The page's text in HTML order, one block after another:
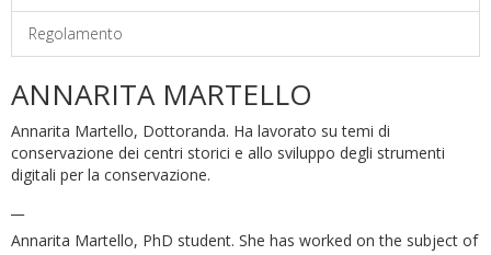
Regolamento
ANNARITA MARTELLO
Annarita Martello, Dottoranda. Ha lavorato su temi di
conservazione dei centri storici e allo sviluppo degli strumenti
digitali per la conservazione.
Annarita Martello, PhD student. She has worked on the subject of